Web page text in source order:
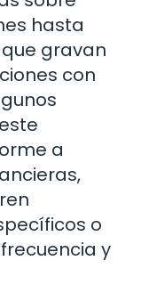
hasta
gravan
con
a
o
y